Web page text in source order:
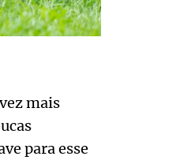
mais
para esse